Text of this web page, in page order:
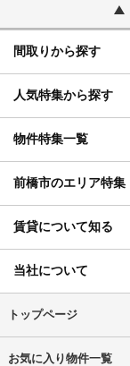
間取りから探す
人気特集から探す
物件特集一覧
前橋市のエリア特集
賃貸について知る
当社について
トップページ
お気に入り物件一覧